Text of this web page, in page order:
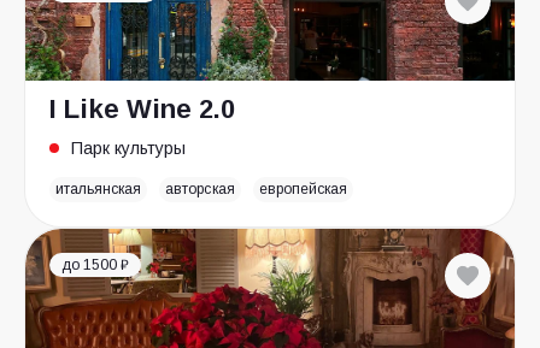
I Like Wine 2.0
Парк культуры
итальянская авторская европейская
до 1500 ₽